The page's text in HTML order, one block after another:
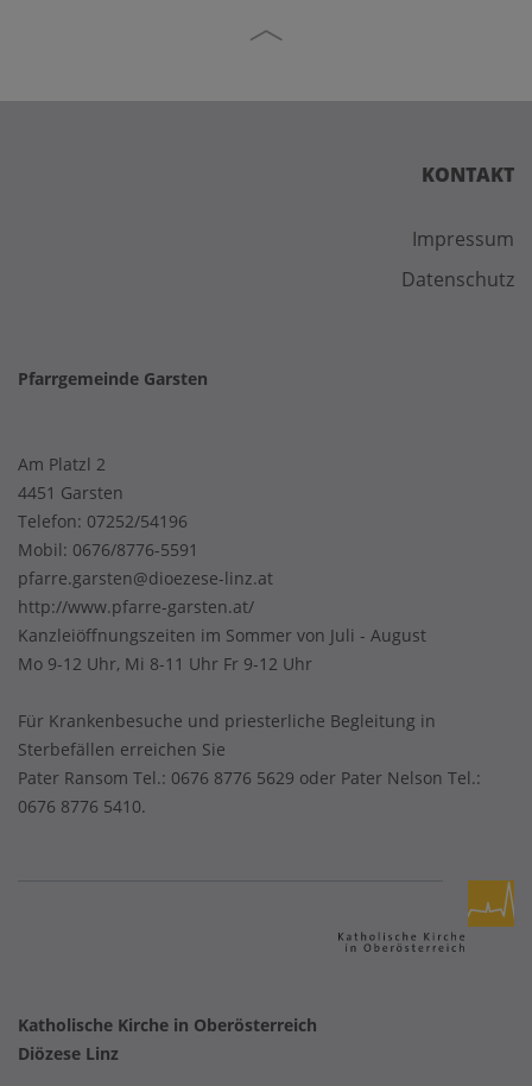
KONTAKT
Impressum
Datenschutz
Pfarrgemeinde Garsten
Am Platzl 2
4451 Garsten
Telefon: 07252/54196
Mobil: 0676/8776-5591
pfarre.garsten@dioezese-linz.at
http://www.pfarre-garsten.at/
Kanzleiöffnungszeiten im Sommer von Juli - August
Mo 9-12 Uhr, Mi 8-11 Uhr Fr 9-12 Uhr
Für Krankenbesuche und priesterliche Begleitung in
Sterbefällen erreichen Sie
Pater Ransom Tel.: 0676 8776 5629 oder Pater Nelson Tel.:
0676 8776 5410.
Katholische Kirche in Oberösterreich
Diözese Linz